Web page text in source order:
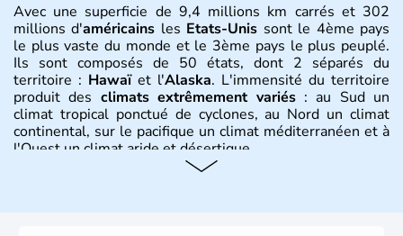
Avec une superficie de 9,4 millions km carrés et 302
millions d'américains les Etats-Unis sont le 4ème pays
le plus vaste du monde et le 3ème pays le plus peuplé.
Ils sont composés de 50 états, dont 2 séparés du
territoire : Hawaïet l'Alaska. L'immensité du territoire
produit des climats extrêmement variés: au Sud un
climat tropical ponctué de cyclones, au Nord un climat
continental, sur le pacifique un climat méditerranéen et à
l'Ouest un climat aride et désertique.